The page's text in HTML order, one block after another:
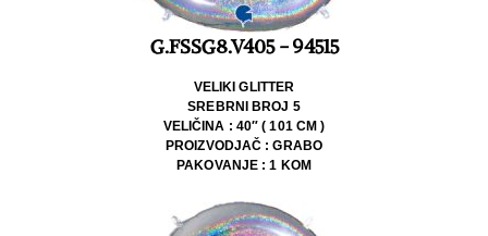
G.FSSG8.V405 - 94515
VELIKI GLITTER
SREBRNI BROJ 5
VELIČINA : 40″ ( 101 CM )
PROIZVODJAČ : GRABO
PAKOVANJE : 1 KOM